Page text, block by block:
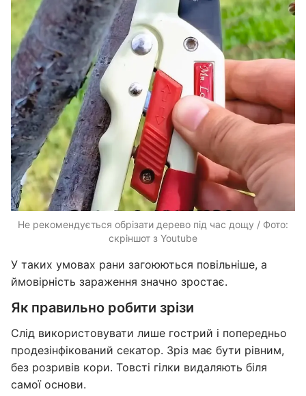
Не рекомендується обрізати дерево під час дощу / Фото:
скріншот з Youtube
У таких умовах рани загоюються повільніше, а
ймовірність зараження значно зростає.
Як правильно робити зрізи
Слід використовувати лише гострий і попередньо
продезінфікований секатор. Зріз має бути рівним,
без розривів кори. Товсті гілки видаляють біля
самої основи.